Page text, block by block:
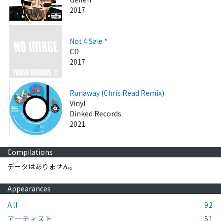
2017
Not 4 Sale *
CD
2017
Runaway (Chris Read Remix)
Vinyl
Dinked Records
2021
Compilations
データはありません。
Appearances
All
92
アーティスト
51